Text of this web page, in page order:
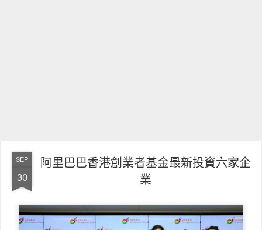
SEP
30
阿里巴巴香港創業者基金最新投資六家企
業